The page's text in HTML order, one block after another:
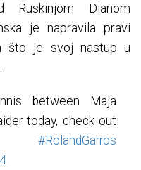
Ruskinjom Dianom
je napravila pravi
što je svoj nastup u
between Maja
today, check out
#RolandGarros